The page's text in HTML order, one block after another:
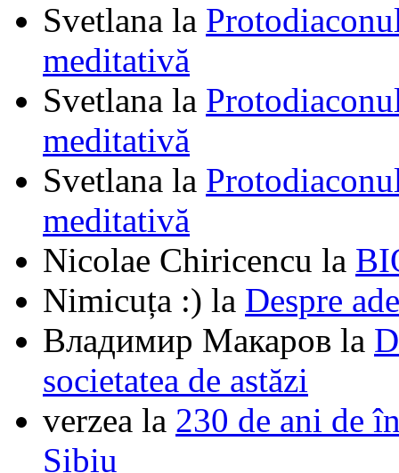
Svetlana la
meditativă
Svetlana la
meditativă
Svetlana la
meditativă
Nicolae Chiricencu la
Nimicuța :) la Despre
Владимир Макаров la
societatea de astăzi
verzea la 230 de ani de
Sibiu